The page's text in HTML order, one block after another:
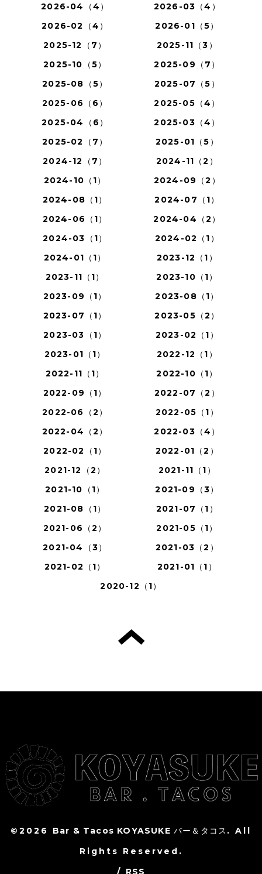
2026-04（4）
2026-03（4）
2026-02（4）
2026-01（5）
2025-12（7）
2025-11（3）
2025-10（5）
2025-09（7）
2025-08（5）
2025-07（5）
2025-06（6）
2025-05（4）
2025-04（6）
2025-03（4）
2025-02（7）
2025-01（5）
2024-12（7）
2024-11（2）
2024-10（1）
2024-09（2）
2024-08（1）
2024-07（1）
2024-06（1）
2024-04（2）
2024-03（1）
2024-02（1）
2024-01（1）
2023-12（1）
2023-11（1）
2023-10（1）
2023-09（1）
2023-08（1）
2023-07（1）
2023-05（2）
2023-03（1）
2023-02（1）
2023-01（1）
2022-12（1）
2022-11（1）
2022-10（1）
2022-09（1）
2022-07（2）
2022-06（2）
2022-05（1）
2022-04（2）
2022-03（4）
2022-02（1）
2022-01（2）
2021-12（2）
2021-11（1）
2021-10（1）
2021-09（3）
2021-08（1）
2021-07（1）
2021-06（2）
2021-05（1）
2021-04（3）
2021-03（2）
2021-02（1）
2021-01（1）
2020-12（1）
©2026 Bar & Tacos KOYASUKE バー＆タコス . All
Rights Reserved.
/ RSS